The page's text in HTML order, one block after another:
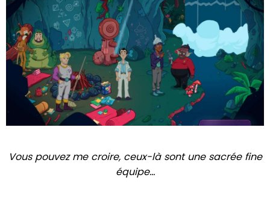
Vous pouvez me croire, ceux-là sont une sacrée fine
équipe...